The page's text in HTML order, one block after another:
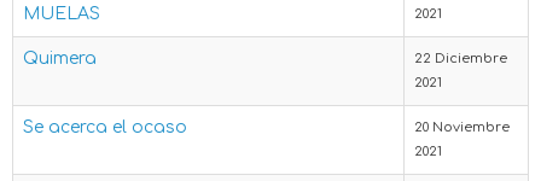
MUELAS
2021
Quimera
22 Diciembre
2021
Se acerca el ocaso
20 Noviembre
2021